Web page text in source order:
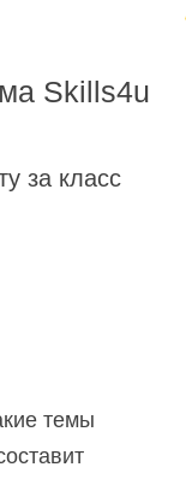
Skills4u
за класс
темы